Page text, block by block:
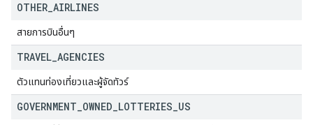
OTHER AIRLINES
สายการบินอื่นๆ
TRAVEL AGENCIES
ตัวแทนท่องเที่ยวและผู้จัดทัวร์
GOVERNMENT OWNED LOTTERIES US